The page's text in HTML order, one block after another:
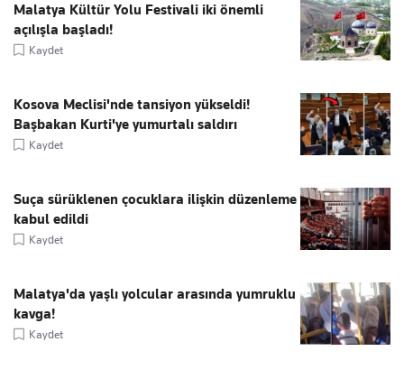
Malatya Kültür Yolu Festivali iki önemli
açılışla başladı!
Kaydet
Kosova Meclisi'nde tansiyon yükseldi!
Başbakan Kurti'ye yumurtalı saldırı
Kaydet
Suça sürüklenen çocuklara ilişkin düzenleme
kabul edildi
Kaydet
Malatya'da yaşlı yolcular arasında yumruklu
kavga!
Kaydet